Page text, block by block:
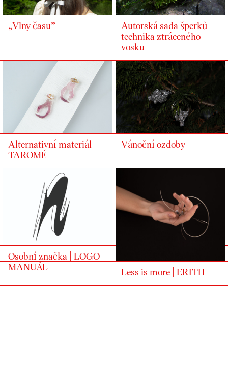
„Vlny času”
Autorská sada šperků –
technika ztráceného
vosku
Alternativní materiál |
TAROMÉ
Vánoční ozdoby
Osobní značka | LOGO
MANUÁL
Less is more | ERITH